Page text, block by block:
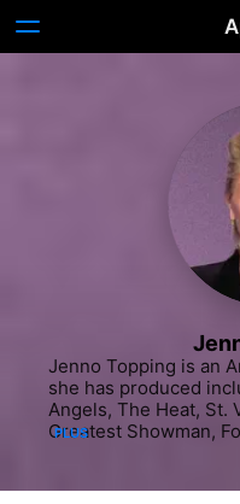
Jenno Topping is an
she has produced
Angels, The Heat, St.
Greatest Showman,
PLUS